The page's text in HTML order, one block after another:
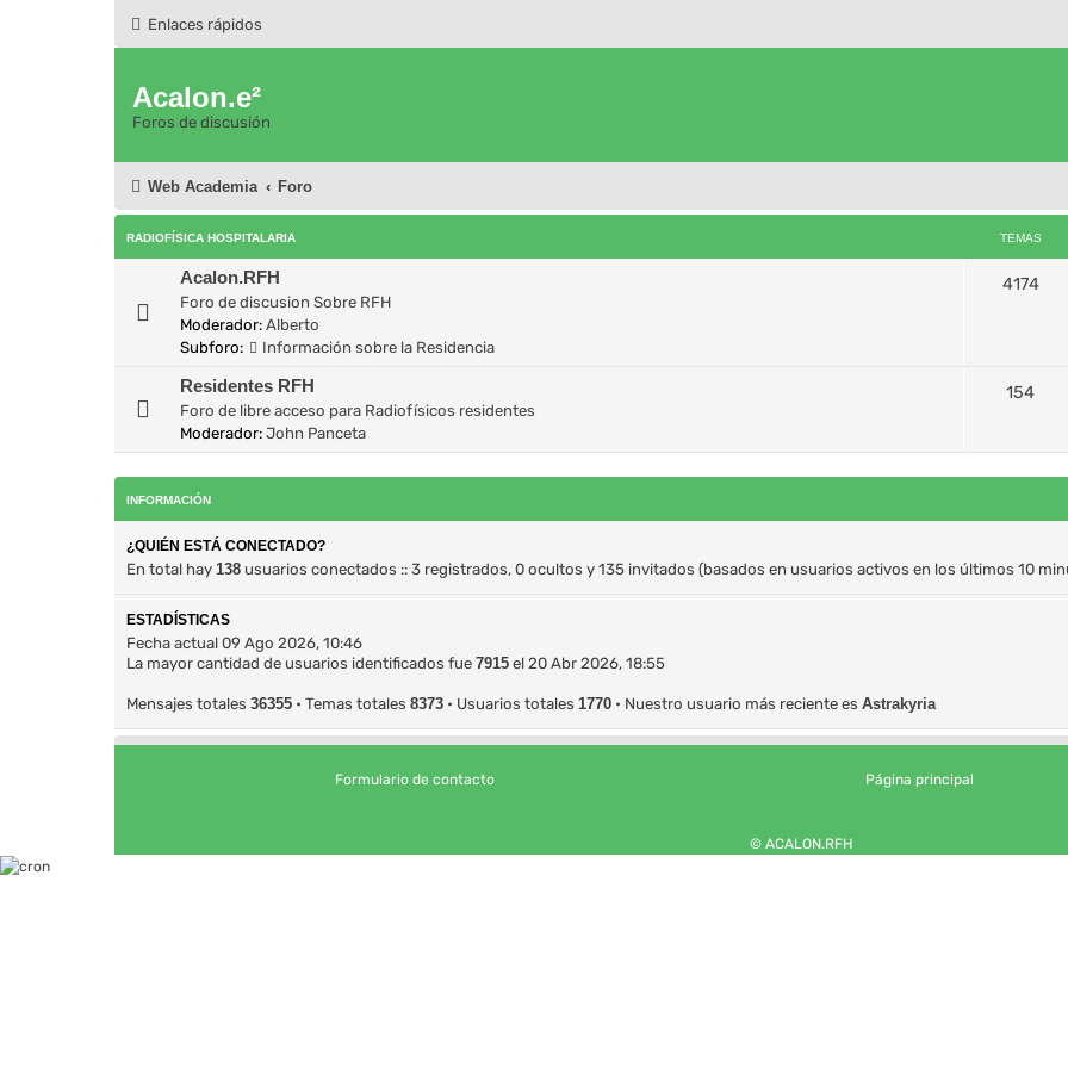
Enlaces rápidos
Acalon.e²
Foros de discusión
Web Academia Foro
RADIOFÍSICA HOSPITALARIA TEMAS
Acalon.RFH
Foro de discusion Sobre RFH
Moderador: Alberto
Subforo:
Información sobre la Residencia
4174
Residentes RFH
Foro de libre acceso para Radiofísicos residentes
Moderador: John Panceta
154
INFORMACIÓN
¿QUIÉN ESTÁ CONECTADO?
En total hay 138 usuarios conectados :: 3 registrados, 0 ocultos y 135 invitados (basados en usuarios activos en los últimos 10
ESTADÍSTICAS
Fecha actual 09 Ago 2026, 10:46
La mayor cantidad de usuarios identificados fue 7915 el 20 Abr 2026, 18:55
Mensajes totales 36355 • Temas totales 8373 • Usuarios totales 1770 • Nuestro usuario más reciente es Astrakyria
Formulario de contacto Página principal
© ACALON.RFH